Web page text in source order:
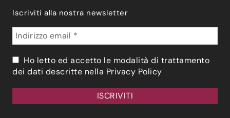
Iscriviti alla nostra newsletter
Ho letto ed accetto le modalità di trattamento
dei dati descritte nella Privacy Policy